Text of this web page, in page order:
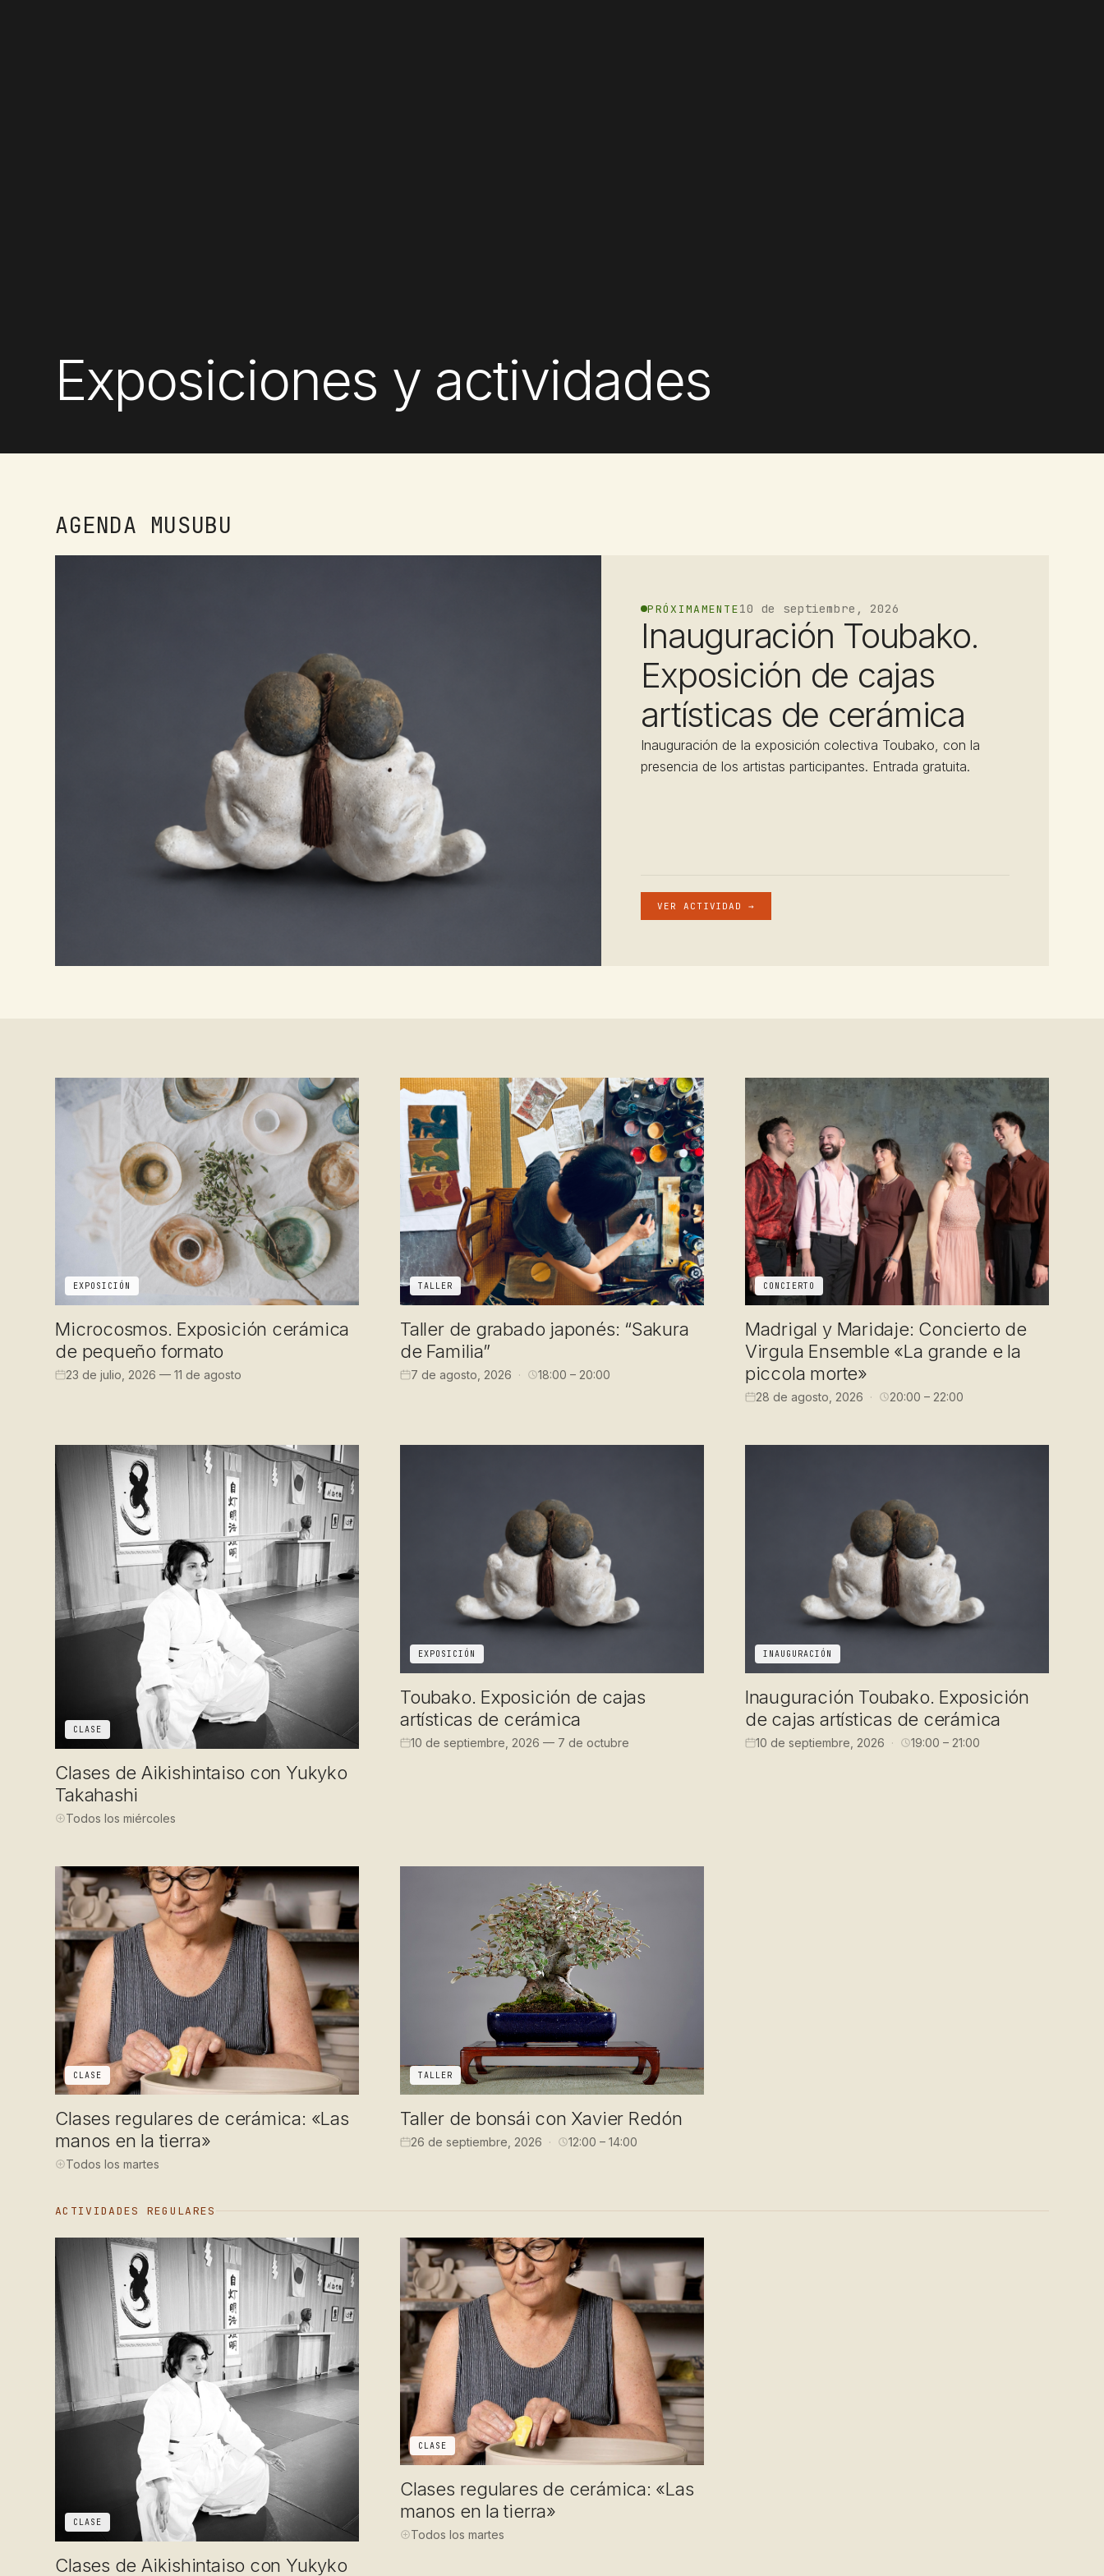
Exposiciones y actividades
AGENDA MUSUBU
PRÓXIMAMENTE10 de septiembre, 2026
Inauguración Toubako.
Exposición de cajas
artísticas de cerámica
Inauguración de la exposición colectiva Toubako, con la
presencia de los artistas participantes. Entrada gratuita.
VER ACTIVIDAD →
EXPOSICIÓN
Microcosmos. Exposición cerámica
de pequeño formato
23 de julio, 2026 — 11 de agosto
TALLER
Taller de grabado japonés: “Sakura
de Familia”
7 de agosto, 2026 18:00 – 20:00
CONCIERTO
Madrigal y Maridaje: Concierto de
Virgula Ensemble «La grande e la
piccola morte»
28 de agosto, 2026 20:00 – 22:00
CLASE
Clases de Aikishintaiso con Yukyko
Takahashi
Todos los miércoles
EXPOSICIÓN
Toubako. Exposición de cajas
artísticas de cerámica
10 de septiembre, 2026 — 7 de octubre
INAUGURACIÓN
Inauguración Toubako. Exposición
de cajas artísticas de cerámica
10 de septiembre, 2026 19:00 – 21:00
CLASE
Clases regulares de cerámica: «Las
manos en la tierra»
Todos los martes
TALLER
Taller de bonsái con Xavier Redón
26 de septiembre, 2026 12:00 – 14:00
ACTIVIDADES REGULARES
CLASE
Clases de Aikishintaiso con Yukyko
CLASE
Clases regulares de cerámica: «Las
manos en la tierra»
Todos los martes